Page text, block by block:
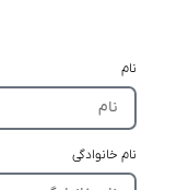
نام
نام خانوادگی